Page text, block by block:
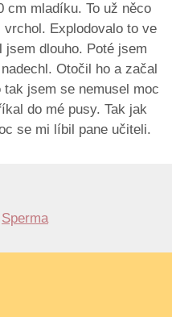
cm mladíku. To už něco
Explodovalo to ve
dlouho. Poté jsem
Otočil ho a začal
jsem se nemusel moc
do mé pusy. Tak jak
se mi líbil pane učiteli.
Sperma